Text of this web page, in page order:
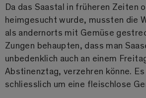
Da das Saastal in früheren Zeiten
heimgesucht wurde, mussten die
als andernorts mit Gemüse
Zungen behaupten, dass man
unbedenklich auch an einem
Abstinenztag, verzehren könne.
schliesslich um eine fleischlose